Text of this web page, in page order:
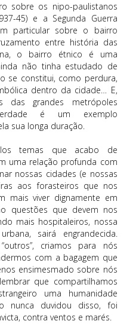
sobre os nipo-paulistanos
45) e a Segunda Guerra
particular sobre o bairro
entre história das
o bairro étnico é uma
não tinha estudado de
se constitui, como perdura,
dentro da cidade… E,
das grandes metrópoles
é um exemplo
sua longa duração.
temas que acabo de
uma relação profunda com
nossas cidades (e nossas
aos forasteiros que nos
mais viver dignamente em
questões que devem nos
mais hospitaleiros, nossa
sairá engrandecida.
criamos para nós
com a bagagem que
ensimesmado sobre nós
que compartilhamos
uma humanidade
nunca duvidou disso, foi
contra ventos e marés.